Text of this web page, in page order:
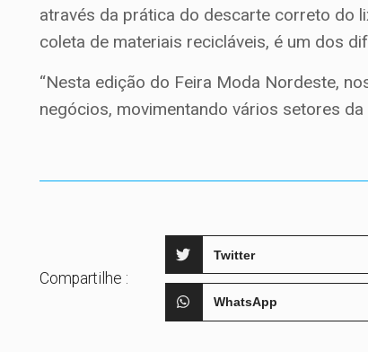
através da prática do descarte correto do
coleta de materiais recicláveis, é um dos
“Nesta edição do Feira Moda Nordeste,
negócios, movimentando vários setores
Compartilhe :
Twitter
WhatsApp